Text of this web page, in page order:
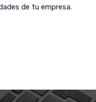
de tu empresa.